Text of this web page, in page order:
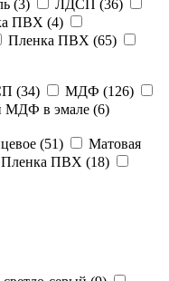
(3) ЛДСП (36)
ПВХ (4)
Пленка ПВХ (65)
(34) МДФ (126)
МДФ в эмале (6)
(51)
Матовая
Пленка ПВХ (18)